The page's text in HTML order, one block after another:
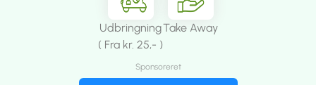
Udbringning
( Fra kr. 25,- )
Take Away
Sponsoreret